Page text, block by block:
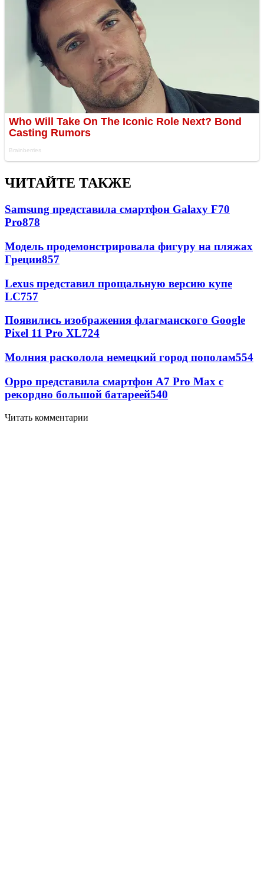
ЧИТАЙТЕ ТАКЖЕ
Samsung представила смартфон Galaxy F70
Pro878
Модель продемонстрировала фигуру на пляжах
Греции857
Lexus представил прощальную версию купе
LC757
Появились изображения флагманского Google
Pixel 11 Pro XL724
Молния расколола немецкий город пополам554
Oppo представила смартфон A7 Pro Max с
рекордно большой батареей540
Читать комментарии